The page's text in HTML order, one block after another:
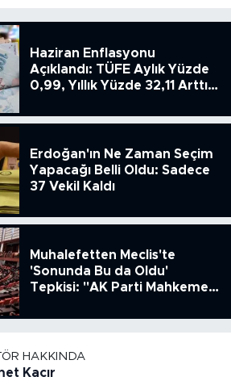
Haziran Enflasyonu
Açıklandı: TÜFE Aylık Yüzde
0,99, Yıllık Yüzde 32,11 Arttı,
51.49
Erdoğan'ın Ne Zaman Seçim
Yapacağı Belli Oldu: Sadece
37 Vekil Kaldı
Muhalefetten Meclis'te
'Sonunda Bu da Oldu'
Tepkisi: "AK Parti Mahkeme
Kanun Çıkardı"
HAKKINDA
Kacır